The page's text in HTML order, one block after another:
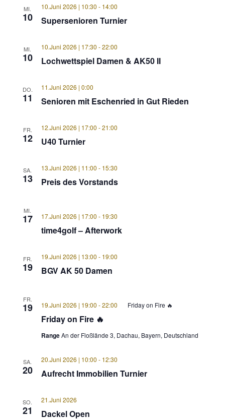
MI.
10 Supersenioren Turnier
10.Juni 2026 | 10:30 - 14:00
MI.
10 Lochwettspiel Damen & AK50 II
10.Juni 2026 | 17:30 -22:00
DO.
11 Senioren mit Eschenried in Gut Rieden
11.Juni 2026 | 0:00
FR.
12 U40 Turnier
12.Juni 2026 | 17:00 -21:00
SA.
13 Preis des Vorstands
13.Juni 2026 | 11:00 - 15:30
MI.
17
time4golf – Afterwork
17.Juni 2026 | 17:00 - 19:30
FR.
19 BGV AK 50 Damen
19.Juni 2026 | 13:00 - 19:00
FR.
19
Friday on Fire 🔥
19.Juni 2026 | 19:00 -22:00 Friday on Fire 🔥
RangeAn der Floßlände 3, Dachau, Bayern, Deutschland
SA.
20 Aufrecht Immobilien Turnier
20.Juni 2026 | 10:00 - 12:30
SO.
21 Dackel Open
21.Juni 2026